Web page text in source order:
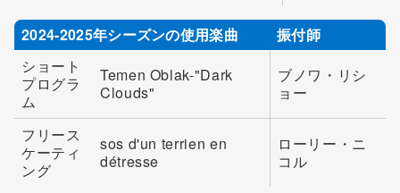
2024-2025年シーズンの使用楽曲
振付師
ショート
プログラ
ム
Temen Oblak-"Dark
Clouds"
ブノワ・リシ
ョー
フリース
ケーティ
ング
sos d'un terrien en
détresse
ローリー・ニ
コル